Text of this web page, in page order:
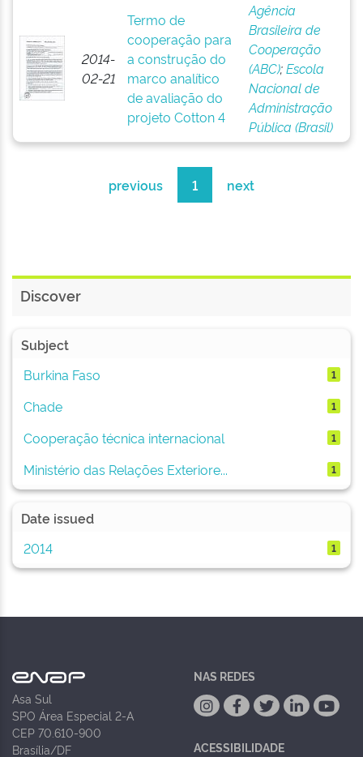
2014-
02-21
Termo de
cooperação para
a construção do
marco analítico
de avaliação do
projeto Cotton 4
Agência
Brasileira de
Cooperação
(ABC);Escola
Nacional de
Administração
Pública (Brasil)
previous 1 next
Discover
Subject
Burkina Faso
1
Chade 1
Cooperação técnica internacional 1
Ministério das Relações Exteriore... 1
Date issued
2014
1
Asa Sul
SPO Área Especial 2-A
CEP 70.610-900
Brasília/DF
NAS REDES
ACESSIBILIDADE